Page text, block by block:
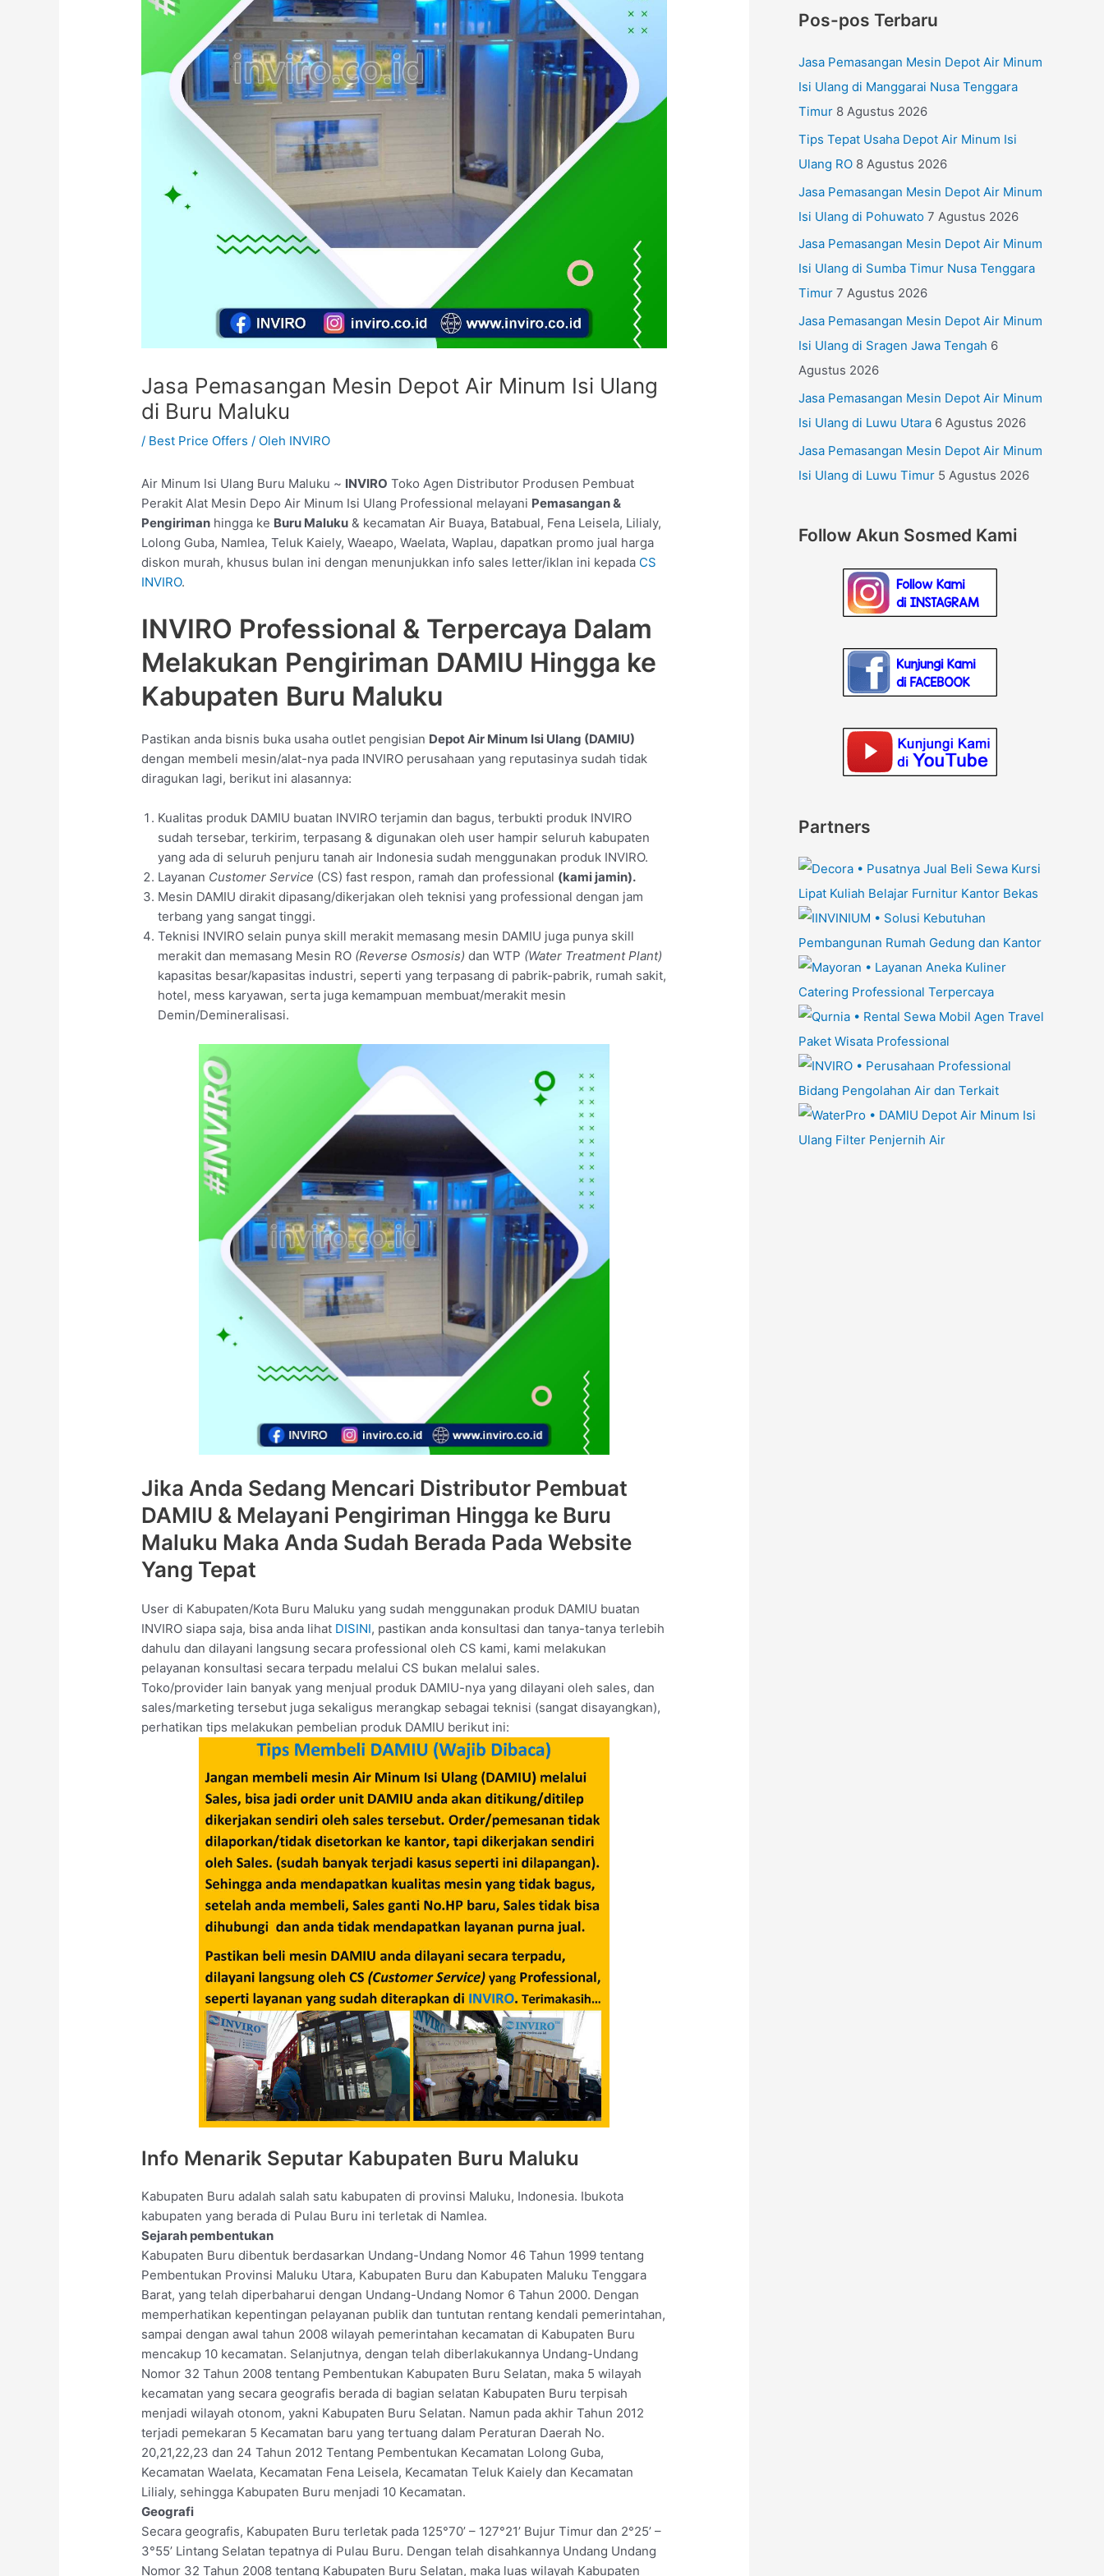
Jasa Pemasangan Mesin Depot Air Minum Isi Ulang
di Buru Maluku
/ Best Price Offers / Oleh INVIRO
Air Minum Isi Ulang Buru Maluku ~ INVIRO Toko Agen Distributor Produsen Pembuat
Perakit Alat Mesin Depo Air Minum Isi Ulang Professional melayani Pemasangan &
Pengiriman hingga ke Buru Maluku & kecamatan Air Buaya, Batabual, Fena Leisela, Lilialy,
Lolong Guba, Namlea, Teluk Kaiely, Waeapo, Waelata, Waplau, dapatkan promo jual harga
diskon murah, khusus bulan ini dengan menunjukkan info sales letter/iklan ini kepada CS
INVIRO.
INVIRO Professional & Terpercaya Dalam
Melakukan Pengiriman DAMIU Hingga ke
Kabupaten Buru Maluku
Pastikan anda bisnis buka usaha outlet pengisian Depot Air Minum Isi Ulang (DAMIU)
dengan membeli mesin/alat-nya pada INVIRO perusahaan yang reputasinya sudah tidak
diragukan lagi, berikut ini alasannya:
Kualitas produk DAMIU buatan INVIRO terjamin dan bagus, terbukti produk INVIRO
sudah tersebar, terkirim, terpasang & digunakan oleh user hampir seluruh kabupaten
yang ada di seluruh penjuru tanah air Indonesia sudah menggunakan produk INVIRO.
Layanan Customer Service (CS) fast respon, ramah dan professional (kami jamin).
Mesin DAMIU dirakit dipasang/dikerjakan oleh teknisi yang professional dengan jam
terbang yang sangat tinggi.
Teknisi INVIRO selain punya skill merakit memasang mesin DAMIU juga punya skill
merakit dan memasang Mesin RO (Reverse Osmosis) dan WTP (Water Treatment Plant)
kapasitas besar/kapasitas industri, seperti yang terpasang di pabrik-pabrik, rumah sakit,
hotel, mess karyawan, serta juga kemampuan membuat/merakit mesin
Demin/Demineralisasi.
Jika Anda Sedang Mencari Distributor Pembuat
DAMIU & Melayani Pengiriman Hingga ke Buru
Maluku Maka Anda Sudah Berada Pada Website
Yang Tepat
User di Kabupaten/Kota Buru Maluku yang sudah menggunakan produk DAMIU buatan
INVIRO siapa saja, bisa anda lihat DISINI, pastikan anda konsultasi dan tanya-tanya terlebih
dahulu dan dilayani langsung secara professional oleh CS kami, kami melakukan
pelayanan konsultasi secara terpadu melalui CS bukan melalui sales.
Toko/provider lain banyak yang menjual produk DAMIU-nya yang dilayani oleh sales, dan
sales/marketing tersebut juga sekaligus merangkap sebagai teknisi (sangat disayangkan),
perhatikan tips melakukan pembelian produk DAMIU berikut ini:
Info Menarik Seputar Kabupaten Buru Maluku
Kabupaten Buru adalah salah satu kabupaten di provinsi Maluku, Indonesia. Ibukota
kabupaten yang berada di Pulau Buru ini terletak di Namlea.
Sejarah pembentukan
Kabupaten Buru dibentuk berdasarkan Undang-Undang Nomor 46 Tahun 1999 tentang
Pembentukan Provinsi Maluku Utara, Kabupaten Buru dan Kabupaten Maluku Tenggara
Barat, yang telah diperbaharui dengan Undang-Undang Nomor 6 Tahun 2000. Dengan
memperhatikan kepentingan pelayanan publik dan tuntutan rentang kendali pemerintahan,
sampai dengan awal tahun 2008 wilayah pemerintahan kecamatan di Kabupaten Buru
mencakup 10 kecamatan. Selanjutnya, dengan telah diberlakukannya Undang-Undang
Nomor 32 Tahun 2008 tentang Pembentukan Kabupaten Buru Selatan, maka 5 wilayah
kecamatan yang secara geografis berada di bagian selatan Kabupaten Buru terpisah
menjadi wilayah otonom, yakni Kabupaten Buru Selatan. Namun pada akhir Tahun 2012
terjadi pemekaran 5 Kecamatan baru yang tertuang dalam Peraturan Daerah No.
20,21,22,23 dan 24 Tahun 2012 Tentang Pembentukan Kecamatan Lolong Guba,
Kecamatan Waelata, Kecamatan Fena Leisela, Kecamatan Teluk Kaiely dan Kecamatan
Lilialy, sehingga Kabupaten Buru menjadi 10 Kecamatan.
Geografi
Secara geografis, Kabupaten Buru terletak pada 125°70’ – 127°21’ Bujur Timur dan 2°25’ –
3°55’ Lintang Selatan tepatnya di Pulau Buru. Dengan telah disahkannya Undang Undang
Nomor 32 Tahun 2008 tentang Kabupaten Buru Selatan, maka luas wilayah Kabupaten
Pos-pos Terbaru
Jasa Pemasangan Mesin Depot Air Minum
Isi Ulang di Manggarai Nusa Tenggara
Timur 8 Agustus 2026
Tips Tepat Usaha Depot Air Minum Isi
Ulang RO 8 Agustus 2026
Jasa Pemasangan Mesin Depot Air Minum
Isi Ulang di Pohuwato 7 Agustus 2026
Jasa Pemasangan Mesin Depot Air Minum
Isi Ulang di Sumba Timur Nusa Tenggara
Timur 7 Agustus 2026
Jasa Pemasangan Mesin Depot Air Minum
Isi Ulang di Sragen Jawa Tengah 6
Agustus 2026
Jasa Pemasangan Mesin Depot Air Minum
Isi Ulang di Luwu Utara 6 Agustus 2026
Jasa Pemasangan Mesin Depot Air Minum
Isi Ulang di Luwu Timur 5 Agustus 2026
Follow Akun Sosmed Kami
Partners